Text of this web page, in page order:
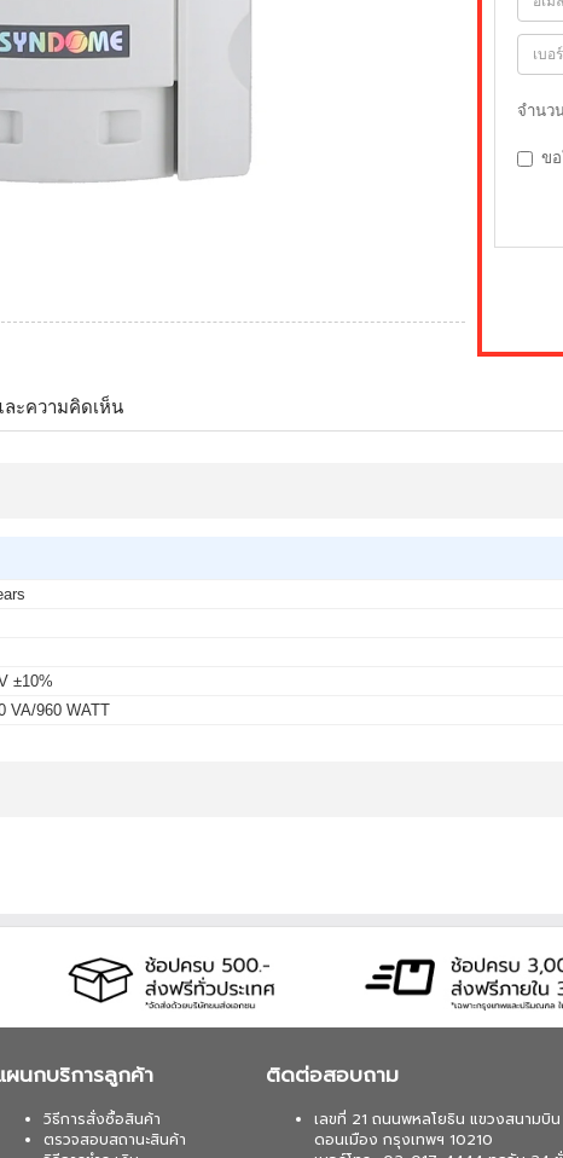
จำนว
ขอ
ะความคิดเห็น
±10%
VA/960 WATT
ผนกบริการลูกค้า
วิธีการสั่งซื้อสินค้า
ตรวจสอบสถานะสินค้า
ติดต่อสอบถาม
เลขที่ 21 ถนนพหลโยธิน แขวงสนามบิน
ดอนเมือง กรุงเทพฯ 10210